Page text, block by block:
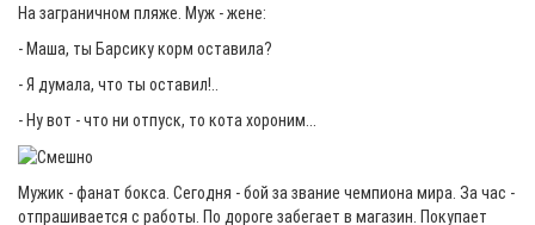
На заграничном пляже. Муж - жене:
- Маша, ты Барсику корм оставила?
- Я думала, что ты оставил!..
- Ну вот - что ни отпуск, то кота хороним...
Мужик - фанат бокса. Сегодня - бой за звание чемпиона мира. За час -
отпрашивается с работы. По дороге забегает в магазин. Покупает